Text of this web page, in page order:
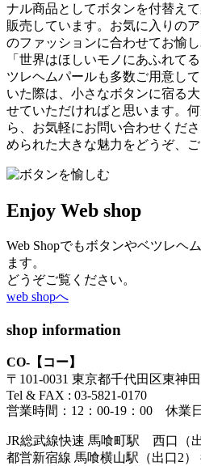
ナル商品としてボタンを付替え
販売しています。お気に入りの
のファッションに合わせてお愉
「世界はほしいモノにあふれて
ツレヘムパールも多数ご用意し
いた際は、小さなボタンに宿る
せていただければと思います。
ら、お気軽にお問い合わせくだ
められた大きな魅力をどうぞ、
Enjoy Web shop
Web Shopでもボタンやベツレヘ
ます。
どうぞご覧ください。
web shopへ
shop information
CO-【コー】
〒101-0031 東京都千代田区東神
Tel & FAX : 03-5821-0170
営業時間：12：00-19：00 休業
JR総武線快速 馬喰町駅 西口（
都営新宿線 馬喰横山駅（出口2）